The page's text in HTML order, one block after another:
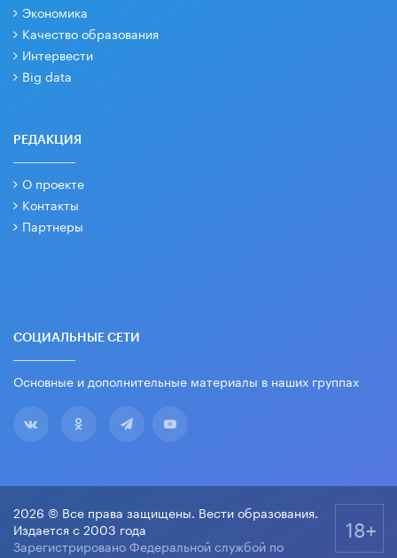
Экономика
Качество образования
Интервести
Big data
РЕДАКЦИЯ
О проекте
Контакты
Партнеры
СОЦИАЛЬНЫЕ СЕТИ
Основные и дополнительные материалы в наших группах
2026 © Все права защищены. Вести образования.
Издается с 2003 года
Зарегистрировано Федеральной службой по
18+